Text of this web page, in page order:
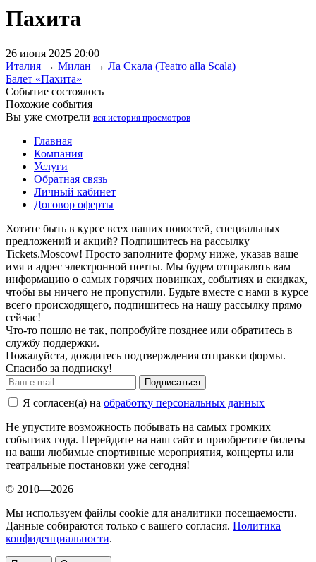
Пахита
26 июня 2025 20:00
Италия → Милан → Ла Скала (Teatro alla Scala)
Балет «Пахита»
Событие состоялось
Похожие события
Вы уже смотрели вся история просмотров
Главная
Компания
Услуги
Обратная связь
Личный кабинет
Договор оферты
Хотите быть в курсе всех наших новостей, специальных
предложений и акций? Подпишитесь на рассылку
Tickets.Moscow! Просто заполните форму ниже, указав ваше
имя и адрес электронной почты. Мы будем отправлять вам
информацию о самых горячих новинках, событиях и скидках,
чтобы вы ничего не пропустили. Будьте вместе с нами в курсе
всего происходящего, подпишитесь на нашу рассылку прямо
сейчас!
Что-то пошло не так, попробуйте позднее или обратитесь в
службу поддержки.
Пожалуйста, дождитесь подтверждения отправки формы.
Спасибо за подписку!
Подписаться
Я согласен(а) на обработку персональных данных
Не упустите возможность побывать на самых громких
событиях года. Перейдите на наш сайт и приобретите билеты
на ваши любимые спортивные мероприятия, концерты или
театральные постановки уже сегодня!
© 2010—2026
Мы используем файлы cookie для аналитики посещаемости.
Данные собираются только с вашего согласия. Политика
конфиденциальности.